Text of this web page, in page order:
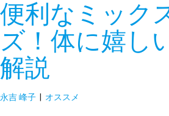
便利なミック
ズ！体に嬉し
解説
永吉 峰子 | オススメ